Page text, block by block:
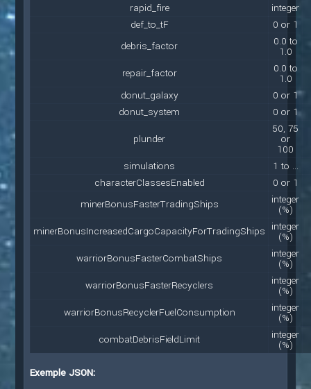
rapid_fire
integer
def_to_tF
0 or 1
debris_factor
0.0 to
1.0
repair_factor
0.0 to
1.0
donut_galaxy
0 or 1
donut_system
0 or 1
plunder
50, 75
or
100
simulations
1 to ...
characterClassesEnabled
0 or 1
minerBonusFasterTradingShips
integer
(%)
minerBonusIncreasedCargoCapacityForTradingShips integer
(%)
warriorBonusFasterCombatShips
integer
(%)
warriorBonusFasterRecyclers
integer
(%)
warriorBonusRecyclerFuelConsumption
integer
(%)
combatDebrisFieldLimit
integer
(%)
Exemple JSON: